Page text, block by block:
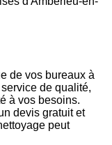
de vos bureaux à
de qualité,
à vos besoins.
devis gratuit et
peut